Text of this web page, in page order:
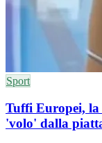
Sport
Tuffi Europei, la
'volo' dalla